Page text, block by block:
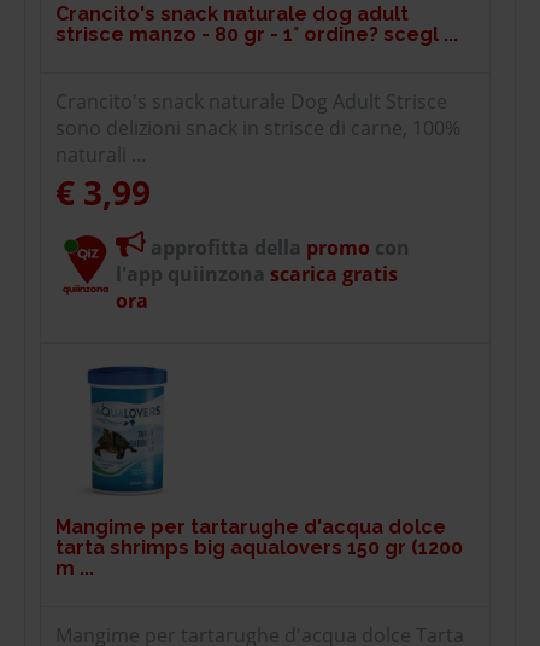
Crancito's snack naturale dog adult
strisce manzo - 80 gr - 1° ordine? scegl ...
Crancito's snack naturale Dog Adult Strisce
sono delizioni snack in strisce di carne, 100%
naturali ...
€ 3,99
approfitta della promo con
l'app quiinzona scarica gratis
ora
Mangime per tartarughe d'acqua dolce
tarta shrimps big aqualovers 150 gr (1200
m ...
Mangime per tartarughe d'acqua dolce Tarta